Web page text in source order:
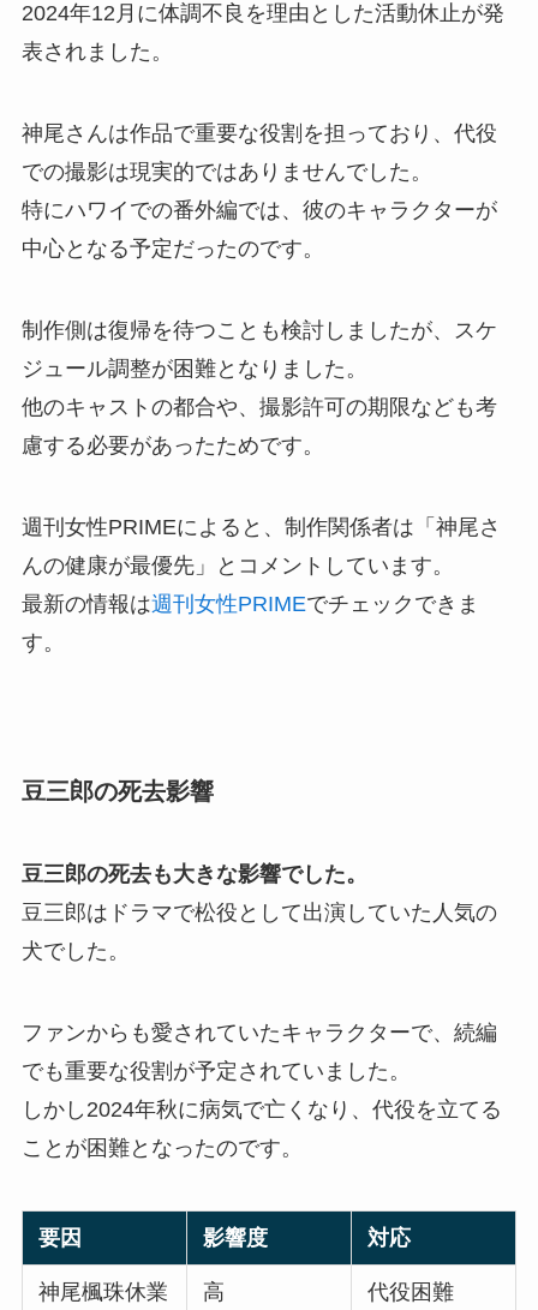
2024年12月に体調不良を理由とした活動休止が発
表されました。
神尾さんは作品で重要な役割を担っており、代役
での撮影は現実的ではありませんでした。
特にハワイでの番外編では、彼のキャラクターが
中心となる予定だったのです。
制作側は復帰を待つことも検討しましたが、スケ
ジュール調整が困難となりました。
他のキャストの都合や、撮影許可の期限なども考
慮する必要があったためです。
週刊女性PRIMEによると、制作関係者は「神尾さ
んの健康が最優先」とコメントしています。
最新の情報は週刊女性PRIMEでチェックできま
す。
豆三郎の死去影響
豆三郎の死去も大きな影響でした。
豆三郎はドラマで松役として出演していた人気の
犬でした。
ファンからも愛されていたキャラクターで、続編
でも重要な役割が予定されていました。
しかし2024年秋に病気で亡くなり、代役を立てる
ことが困難となったのです。
要因 影響度 対応
神尾楓珠休業 高 代役困難